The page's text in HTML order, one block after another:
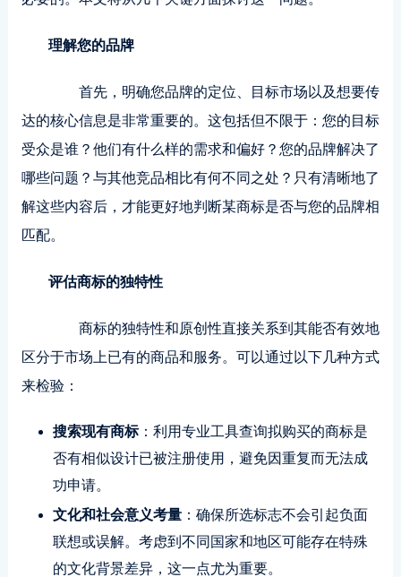
理解您的品牌
首先，明确您品牌的定位、目标市场以及想要传
达的核心信息是非常重要的。这包括但不限于：您的目标
受众是谁？他们有什么样的需求和偏好？您的品牌解决了
哪些问题？与其他竞品相比有何不同之处？只有清晰地了
解这些内容后，才能更好地判断某商标是否与您的品牌相
匹配。
评估商标的独特性
商标的独特性和原创性直接关系到其能否有效地
区分于市场上已有的商品和服务。可以通过以下几种方式
来检验：
搜索现有商标：利用专业工具查询拟购买的商标是
否有相似设计已被注册使用，避免因重复而无法成
功申请。
文化和社会意义考量：确保所选标志不会引起负面
联想或误解。考虑到不同国家和地区可能存在特殊
的文化背景差异，这一点尤为重要。